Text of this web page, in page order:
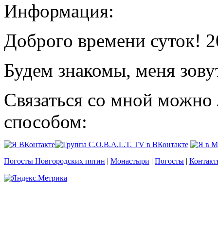
Информация:
Доброго времени суток!
Будем знакомы, меня
Связаться со мной
способом:
Погосты Новгородских пятин | Монастыри | Погосты |